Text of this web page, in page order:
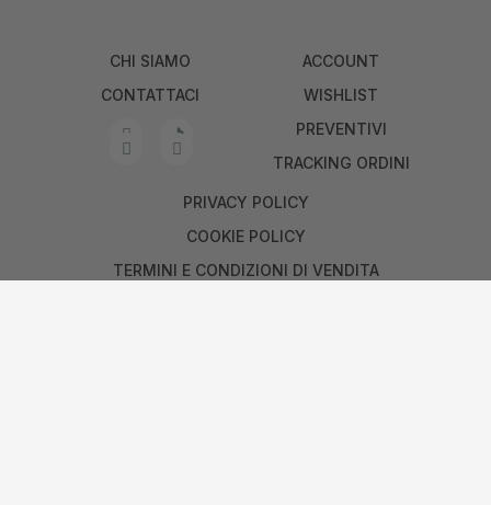
CHI SIAMO
CONTATTACI
ACCOUNT
WISHLIST
PREVENTIVI
TRACKING ORDINI
PRIVACY POLICY
COOKIE POLICY
TERMINI E CONDIZIONI DI VENDITA